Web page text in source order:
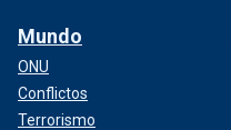
Mundo
ONU
Conflictos
Terrorismo